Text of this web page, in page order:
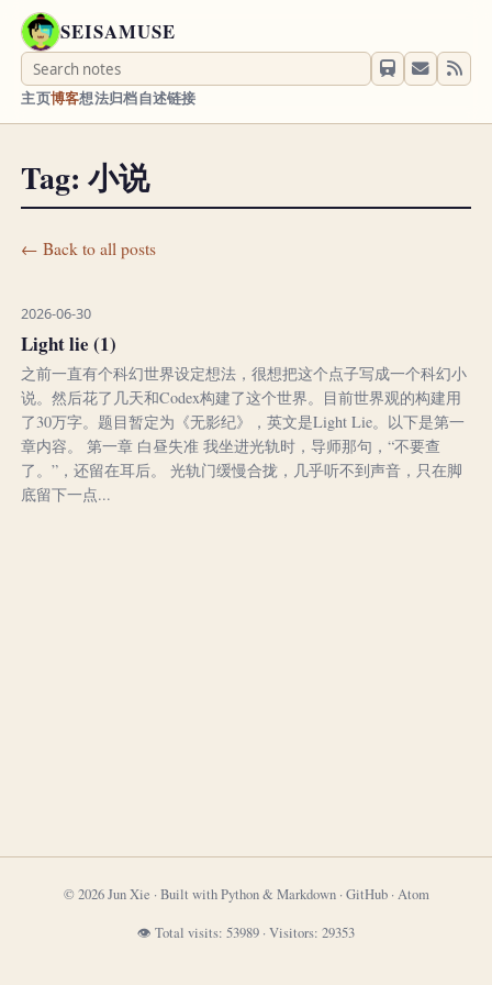
SEISAMUSE
主页博客想法归档自述链接
Tag: 小说
← Back to all posts
2026-06-30
Light lie (1)
之前一直有个科幻世界设定想法，很想把这个点子写成一个科幻小
说。然后花了几天和Codex构建了这个世界。目前世界观的构建用
了30万字。题目暂定为《无影纪》，英文是Light Lie。以下是第一
章内容。 第一章 白昼失准 我坐进光轨时，导师那句，“不要查
了。”，还留在耳后。 光轨门缓慢合拢，几乎听不到声音，只在脚
底留下一点...
© 2026 Jun Xie · Built with Python & Markdown · GitHub· Atom
👁 Total visits: 53989 · Visitors: 29353